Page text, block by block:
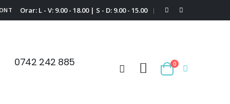
Orar: L - V: 9.00 - 18.00 | S - D: 9.00 - 15.00 |
0742 242 885
Cart
0